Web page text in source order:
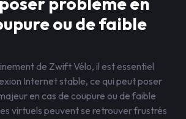
ou de faible
de Zwift Vélo, il est essentiel
Internet stable, ce qui peut poser
en cas de coupure ou de faible
virtuels peuvent se retrouver frustrés